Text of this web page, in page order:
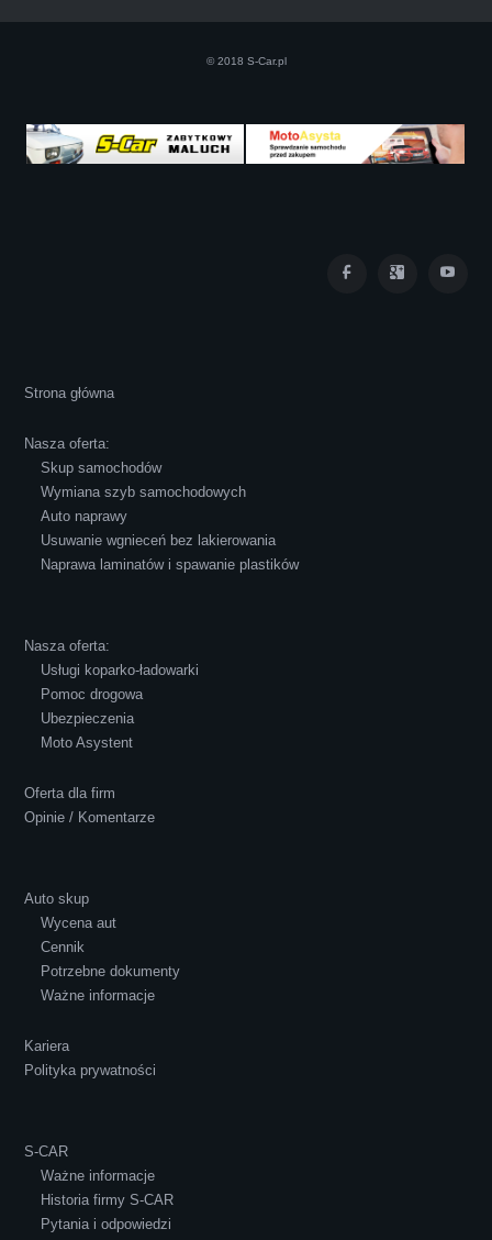
naprawde ludzki, nie zdziera, nie oszukuje.
atmosferze, czego z reguły nie można
powiedzieć o innych firmach tego type.
Pozdrawiam i polecam!
Polecam S-Car.pl, szybka i bardzo miła
© 2018 S-Car.pl
Strona główna
Nasza oferta:
Skup samochodów
Wymiana szyb samochodowych
Auto naprawy
Usuwanie wgnieceń bez lakierowania
Naprawa laminatów i spawanie plastików
Nasza oferta:
Usługi koparko-ładowarki
Pomoc drogowa
Ubezpieczenia
Moto Asystent
Oferta dla firm
Opinie / Komentarze
Auto skup
Wycena aut
Cennik
Potrzebne dokumenty
Ważne informacje
Kariera
Polityka prywatności
S-CAR
Ważne informacje
Historia firmy S-CAR
Pytania i odpowiedzi